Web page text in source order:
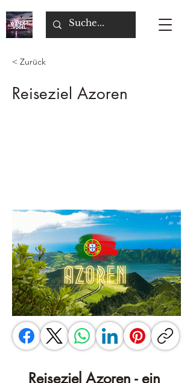
< Zurück
Reiseziel Azoren
Reiseziel Azoren - ein